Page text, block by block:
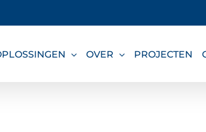
OVER PROJECTEN